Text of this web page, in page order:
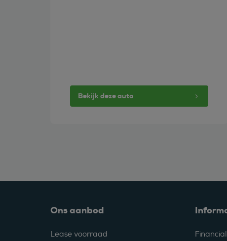
Bekijk deze auto
Ons aanbod
Lease voorraad